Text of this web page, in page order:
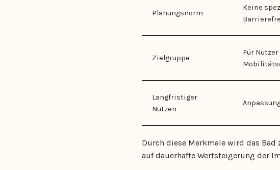
Planungsnorm
Keine
Zielgruppe
Für Nutzer
Langfristiger
Nutzen
Durch diese Merkmale wird das Bad
auf dauerhafte Wertsteigerung der